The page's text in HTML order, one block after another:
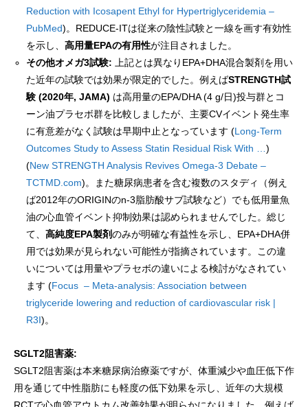
Reduction with Icosapent Ethyl for Hypertriglyceridemia –
PubMed)。REDUCE-ITは従来の陰性試験と一線を画す有効性
を示し、高用量EPAの有用性が注目されました。
その他オメガ3試験: 上記とは異なりEPA+DHA混合製剤を用い
た近年の試験では効果が限定的でした。例えばSTRENGTH試
験 (2020年, JAMA) は高用量のEPA/DHA (4 g/日)投与群とコ
ーン油プラセボ群を比較しましたが、主要CVイベント発生率
に有意差がなく試験は早期中止となっています (Long-Term
Outcomes Study to Assess Statin Residual Risk With …)
(New STRENGTH Analysis Revives Omega-3 Debate –
TCTMD.com)。また糖尿病患者を含む複数のスタディ（例え
ば2012年のORIGINのn-3脂肪酸サブ試験など）でも低用量魚
油の心血管イベント抑制効果は認められませんでした。総じ
て、高純度EPA製剤のみが明確な有益性を示し、EPA+DHA併
用では効果が見られない可能性が指摘されています。この違
いについては用量やプラセボの違いによる検討がなされてい
ます (Focus – Meta-analysis: Association between
triglyceride lowering and reduction of cardiovascular risk |
R3I)。
SGLT2阻害薬:
SGLT2阻害薬は本来糖尿病治療薬ですが、体重減少や血圧低下作
用を通じて中性脂肪にも軽度の低下効果を示し、近年の大規模